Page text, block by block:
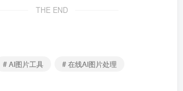
THE END
# AI图片工具 # 在线AI图片处理